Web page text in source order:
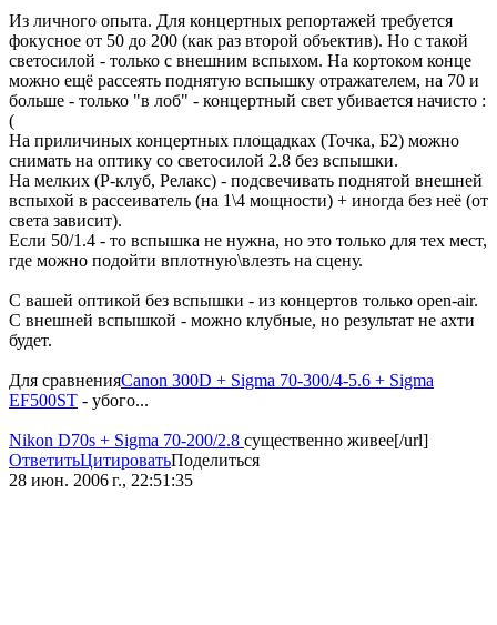
Из личного опыта. Для концертных репортажей требуется
фокусное от 50 до 200 (как раз второй объектив). Но с такой
светосилой - только с внешним вспыхом. На кортоком конце
можно ещё рассеять поднятую вспышку отражателем, на 70 и
больше - только "в лоб" - концертный свет убивается начисто :
(
На приличиных концертных площадках (Точка, Б2) можно
снимать на оптику со светосилой 2.8 без вспышки.
На мелких (Р-клуб, Релакс) - подсвечивать поднятой внешней
вспыхой в рассеиватель (на 1\4 мощности) + иногда без неё (от
света зависит).
Если 50/1.4 - то вспышка не нужна, но это только для тех мест,
где можно подойти вплотную\влезть на сцену.
С вашей оптикой без вспышки - из концертов только open-air.
С внешней вспышкой - можно клубные, но результат не ахти
будет.
Для сравненияCanon 300D + Sigma 70-300/4-5.6 + Sigma
EF500ST - убого...
Nikon D70s + Sigma 70-200/2.8 существенно живее[/url]
ОтветитьЦитироватьПоделиться
28 июн. 2006 г., 22:51:35